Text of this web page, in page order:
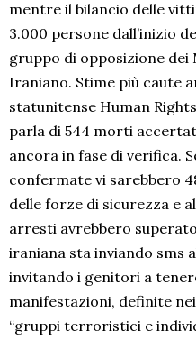
mentre il bilancio delle
3.000 persone dall’inizio
gruppo di opposizione dei
Iraniano. Stime più caute
statunitense Human
parla di 544 morti
ancora in fase di verifica.
confermate vi sarebbero
delle forze di sicurezza e
arresti avrebbero
iraniana sta inviando sms
invitando i genitori a
manifestazioni, definite
“gruppi terroristici e